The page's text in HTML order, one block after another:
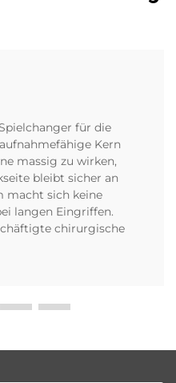
für die
Kern
massig zu wirken,
bleibt sicher an
macht sich keine
langen Eingriffen.
chirurgische